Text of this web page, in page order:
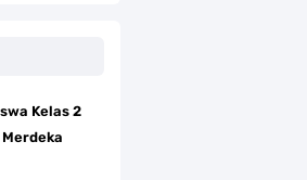
Kelas 2